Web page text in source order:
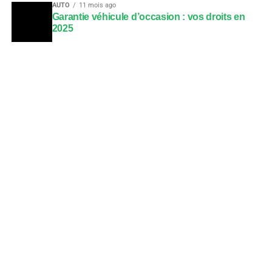
AUTO 11 mois ago
Garantie véhicule d’occasion : vos droits en
2025